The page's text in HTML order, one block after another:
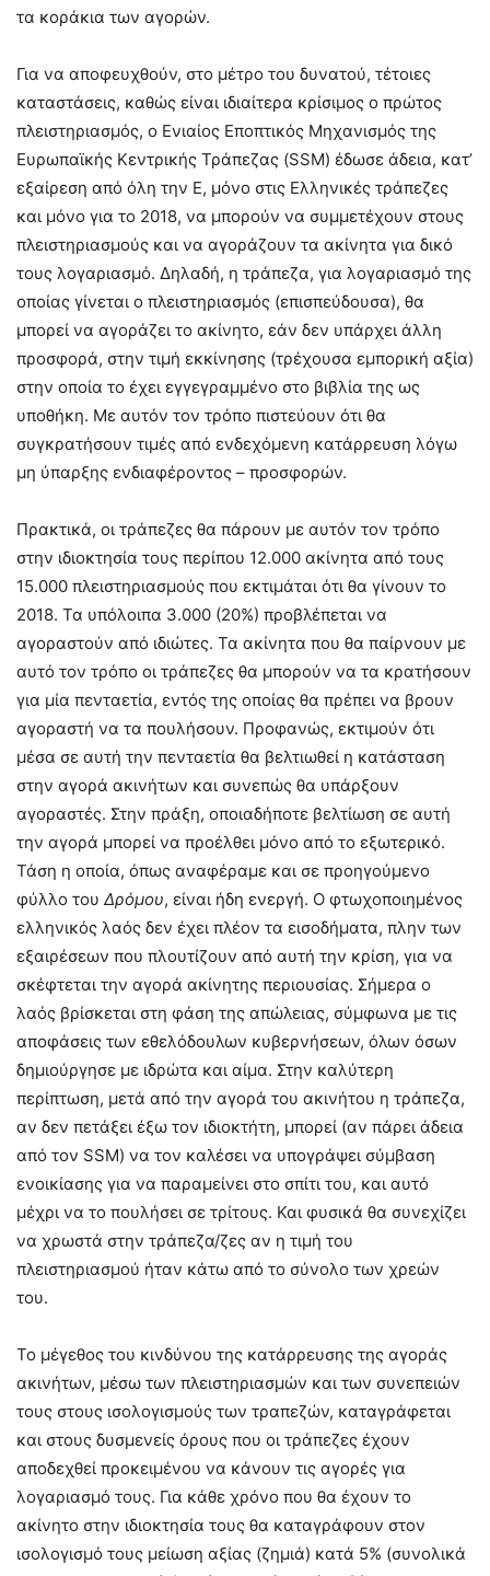
τα κοράκια των αγορών.
Για να αποφευχθούν, στο μέτρο του δυνατού, τέτοιες
καταστάσεις, καθώς είναι ιδιαίτερα κρίσιμος ο πρώτος
πλειστηριασμός, ο Ενιαίος Εποπτικός Μηχανισμός της
Ευρωπαϊκής Κεντρικής Τράπεζας (SSM) έδωσε άδεια, κατ’
εξαίρεση από όλη την Ε, μόνο στις Ελληνικές τράπεζες
και μόνο για το 2018, να μπορούν να συμμετέχουν στους
πλειστηριασμούς και να αγοράζουν τα ακίνητα για δικό
τους λογαριασμό. Δηλαδή, η τράπεζα, για λογαριασμό της
οποίας γίνεται ο πλειστηριασμός (επισπεύδουσα), θα
μπορεί να αγοράζει το ακίνητο, εάν δεν υπάρχει άλλη
προσφορά, στην τιμή εκκίνησης (τρέχουσα εμπορική αξία)
στην οποία το έχει εγγεγραμμένο στο βιβλία της ως
υποθήκη. Με αυτόν τον τρόπο πιστεύουν ότι θα
συγκρατήσουν τιμές από ενδεχόμενη κατάρρευση λόγω
μη ύπαρξης ενδιαφέροντος – προσφορών.
Πρακτικά, οι τράπεζες θα πάρουν με αυτόν τον τρόπο
στην ιδιοκτησία τους περίπου 12.000 ακίνητα από τους
15.000 πλειστηριασμούς που εκτιμάται ότι θα γίνουν το
2018. Τα υπόλοιπα 3.000 (20%) προβλέπεται να
αγοραστούν από ιδιώτες. Τα ακίνητα που θα παίρνουν με
αυτό τον τρόπο οι τράπεζες θα μπορούν να τα κρατήσουν
για μία πενταετία, εντός της οποίας θα πρέπει να βρουν
αγοραστή να τα πουλήσουν. Προφανώς, εκτιμούν ότι
μέσα σε αυτή την πενταετία θα βελτιωθεί η κατάσταση
στην αγορά ακινήτων και συνεπώς θα υπάρξουν
αγοραστές. Στην πράξη, οποιαδήποτε βελτίωση σε αυτή
την αγορά μπορεί να προέλθει μόνο από το εξωτερικό.
Τάση η οποία, όπως αναφέραμε και σε προηγούμενο
φύλλο του Δρόμου, είναι ήδη ενεργή. Ο φτωχοποιημένος
ελληνικός λαός δεν έχει πλέον τα εισοδήματα, πλην των
εξαιρέσεων που πλουτίζουν από αυτή την κρίση, για να
σκέφτεται την αγορά ακίνητης περιουσίας. Σήμερα ο
λαός βρίσκεται στη φάση της απώλειας, σύμφωνα με τις
αποφάσεις των εθελόδουλων κυβερνήσεων, όλων όσων
δημιούργησε με ιδρώτα και αίμα. Στην καλύτερη
περίπτωση, μετά από την αγορά του ακινήτου η τράπεζα,
αν δεν πετάξει έξω τον ιδιοκτήτη, μπορεί (αν πάρει άδεια
από τον SSM) να τον καλέσει να υπογράψει σύμβαση
ενοικίασης για να παραμείνει στο σπίτι του, και αυτό
μέχρι να το πουλήσει σε τρίτους. Και φυσικά θα συνεχίζει
να χρωστά στην τράπεζα/ζες αν η τιμή του
πλειστηριασμού ήταν κάτω από το σύνολο των χρεών
του.
Το μέγεθος του κινδύνου της κατάρρευσης της αγοράς
ακινήτων, μέσω των πλειστηριασμών και των συνεπειών
τους στους ισολογισμούς των τραπεζών, καταγράφεται
και στους δυσμενείς όρους που οι τράπεζες έχουν
αποδεχθεί προκειμένου να κάνουν τις αγορές για
λογαριασμό τους. Για κάθε χρόνο που θα έχουν το
ακίνητο στην ιδιοκτησία τους θα καταγράφουν στον
ισολογισμό τους μείωση αξίας (ζημιά) κατά 5% (συνολικά